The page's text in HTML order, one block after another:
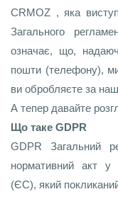
CRMOZ , яка
Загального
означає, що,
пошти (телефону),
ви обробляєте за
А тепер давайте
Що таке GDPR
GDPR Загальний
нормативний акт у
(ЄС), який